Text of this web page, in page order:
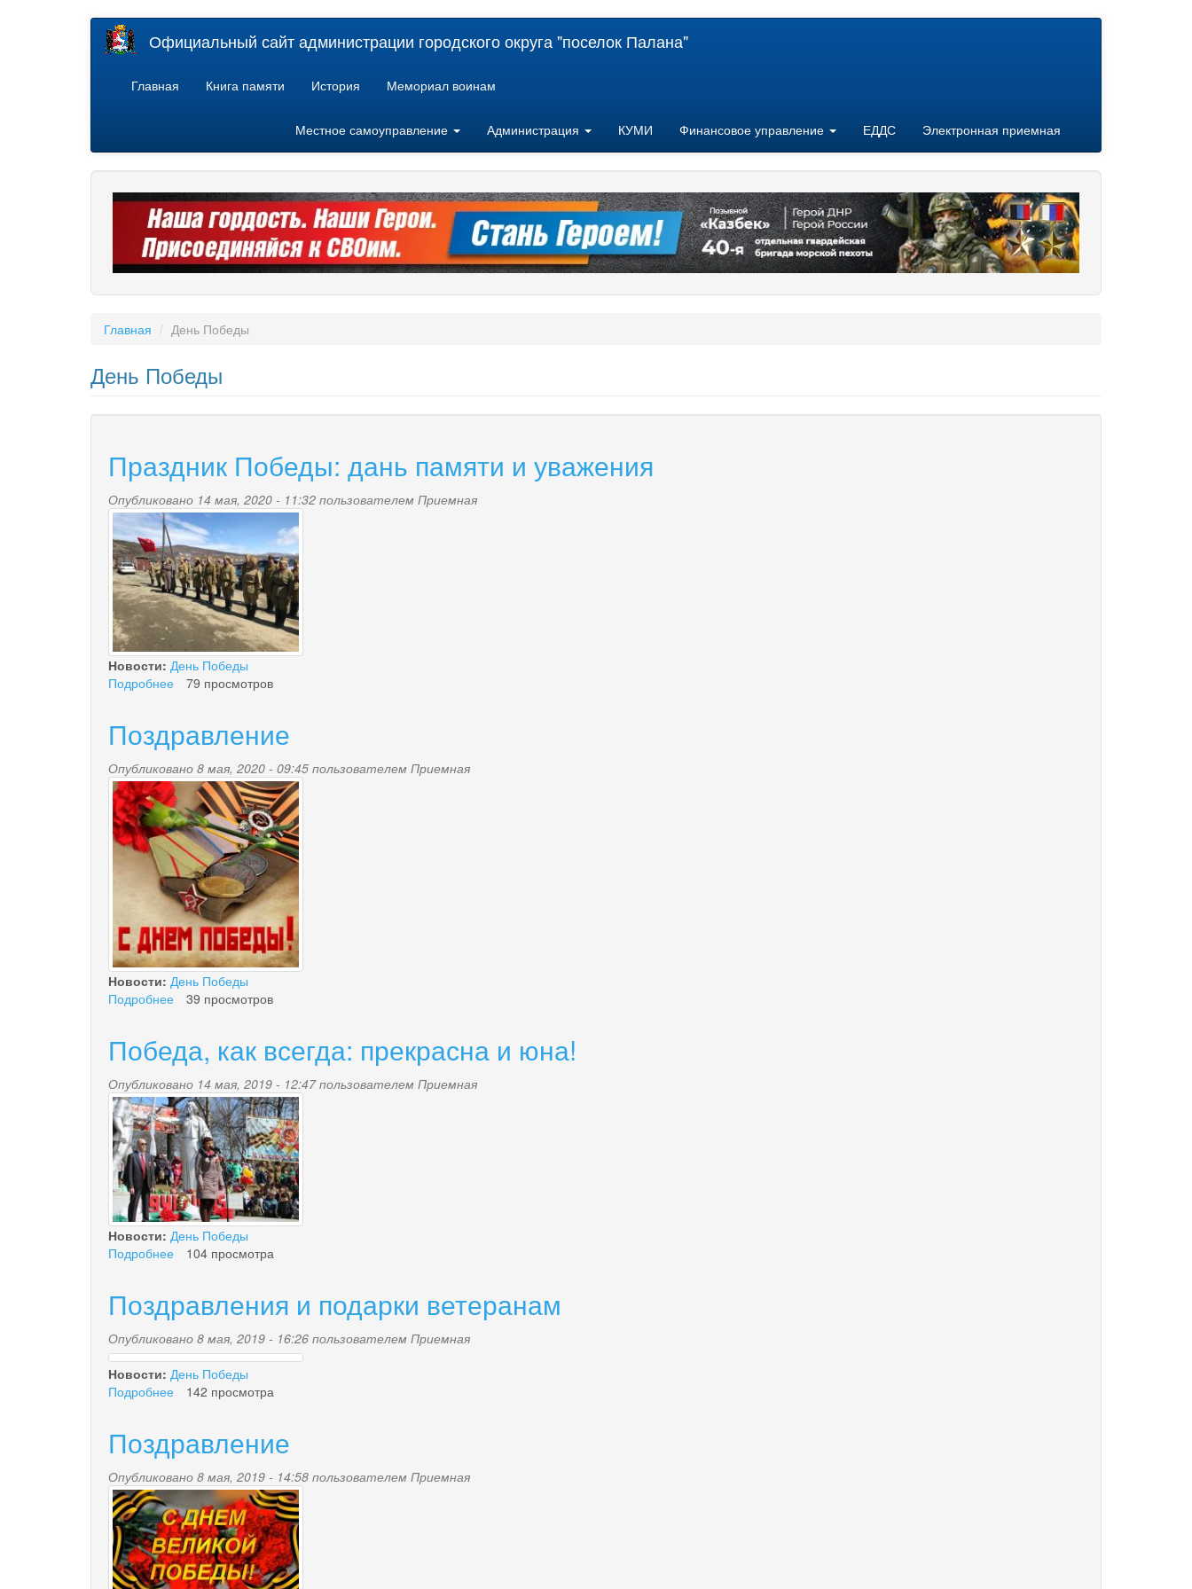
Официальный сайт администрации городского округа "поселок Палана"
Главная Книга памяти История Мемориал воинам
Местное самоуправление Администрация КУМИ Финансовое управление ЕДДС Электронная приемная
Главная День Победы
День Победы
Праздник Победы: дань памяти и уважения
Опубликовано 14 мая, 2020 - 11:32 пользователем Приемная
index2.jpg
Новости: День Победы
Подробнее
дань
памяти
и
уважения
79 просмотров
Поздравление
Опубликовано 8 мая, 2020 - 09:45 пользователем Приемная
s1200.jpg
Новости: День Победы
Подробнее
39 просмотров
Победа, как всегда: прекрасна и юна!
Опубликовано 14 мая, 2019 - 12:47 пользователем Приемная
img_2019_05_09_9999_18.jpg
Новости: День Победы
Подробнее
всегда:
прекрасна
и
юна!
104 просмотра
Поздравления и подарки ветеранам
Опубликовано 8 мая, 2019 - 16:26 пользователем Приемная
img_2019_05_08_9999_39.jpg
Новости: День Победы
Подробнее
подарки
ветеранам
142 просмотра
Поздравление
Опубликовано 8 мая, 2019 - 14:58 пользователем Приемная
9_maya.jpg